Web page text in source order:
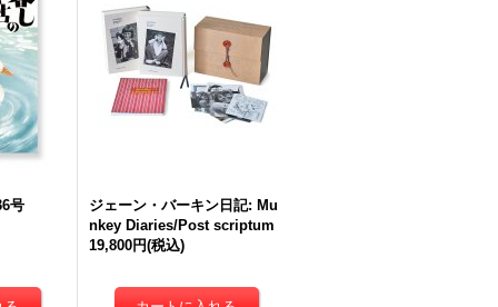
号
ジェーン・バーキン日記: Mu
nkey Diaries/Post scriptum
19,800円(税込)